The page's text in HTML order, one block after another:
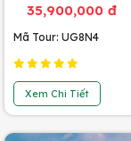
35,900,000 đ
Mã Tour: UG8N4
Xem Chi Tiết